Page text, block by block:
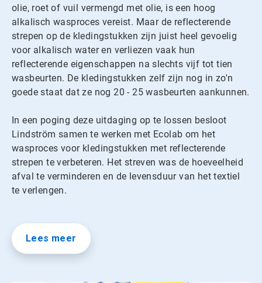
olie, roet of vuil vermengd met olie, is een hoog
alkalisch wasproces vereist. Maar de reflecterende
strepen op de kledingstukken zijn juist heel gevoelig
voor alkalisch water en verliezen vaak hun
reflecterende eigenschappen na slechts vijf tot tien
wasbeurten. De kledingstukken zelf zijn nog in zo'n
goede staat dat ze nog 20 - 25 wasbeurten aankunnen.
In een poging deze uitdaging op te lossen besloot
Lindström samen te werken met Ecolab om het
wasproces voor kledingstukken met reflecterende
strepen te verbeteren. Het streven was de hoeveelheid
afval te verminderen en de levensduur van het textiel
te verlengen.
Lees meer